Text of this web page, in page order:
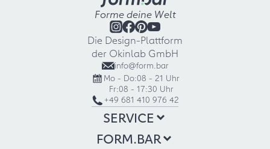
Forme deine Welt
Die Design-Plattform
der Okinlab GmbH
info@form.bar
Mo - Do:08 - 21 Uhr
Fr:08 - 17:30 Uhr
+49 681 410 976 42
SERVICE
FORM.BAR